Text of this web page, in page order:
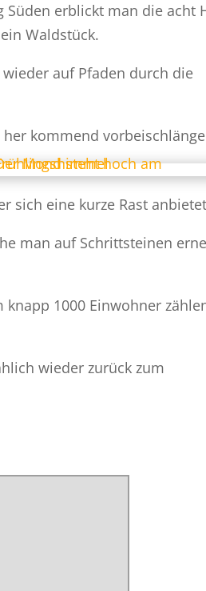
erblickt man die acht
Waldstück.
auf Pfaden durch die
kommend
sich eine kurze Rast
man auf Schrittsteinen
1000 Einwohner
wieder zurück zum